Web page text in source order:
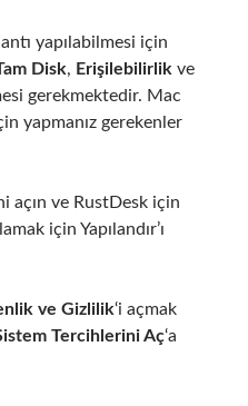
yapılabilmesi için
Disk, Erişilebilirlik ve
gerekmektedir. Mac
yapmanız gerekenler
açın ve RustDesk için
için Yapılandır’ı
ve Gizlilik‘i açmak
Tercihlerini Aç‘a